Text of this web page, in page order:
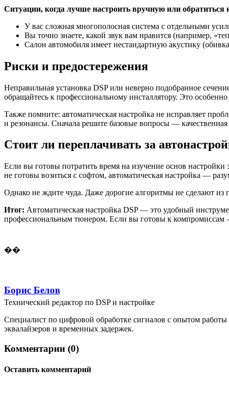
Ситуации, когда лучше настроить вручную или обратиться
У вас сложная многополосная система с отдельными
Вы точно знаете, какой звук вам нравится (например,
Салон автомобиля имеет нестандартную акустику
Риски и предостережения
Неправильная установка DSP или неверно подобранное
обращайтесь к профессиональному инсталлятору. Это
Также помните: автоматическая настройка не исправляет
и резонансы. Сначала решите базовые вопросы —
Стоит ли переплачивать за
Если вы готовы потратить время на изучение основ настройки
не готовы возиться с софтом, автоматическая настройка —
Однако не ждите чуда. Даже дорогие алгоритмы не сделают из
Итог: Автоматическая настройка DSP — это удобный
профессиональным тюнером. Если вы готовы к компромиссам
��
Борис Белов
Технический редактор по DSP и настройке
Специалист по цифровой обработке сигналов с опытом работы
эквалайзеров и временных задержек.
Комментарии (0)
Оставить комментарий